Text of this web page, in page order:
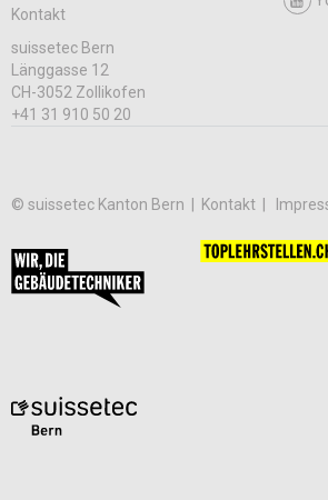
Kontakt
suissetec Bern
Länggasse 12
CH-3052 Zollikofen
+41 31 910 50 20
© suissetec Kanton Bern | Kontakt